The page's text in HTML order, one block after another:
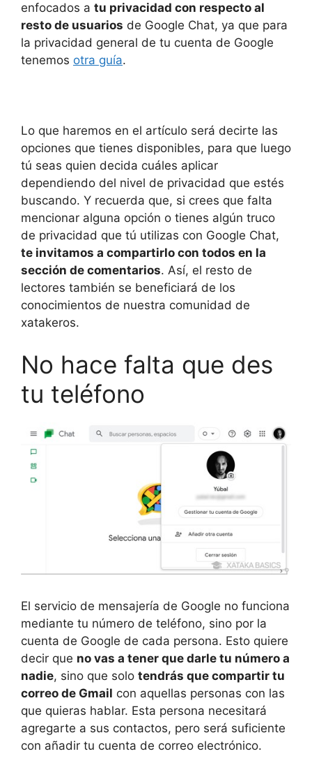
enfocados a tu privacidad con respecto al
resto de usuarios de Google Chat, ya que para
la privacidad general de tu cuenta de Google
tenemos otra guía.
Lo que haremos en el artículo será decirte las
opciones que tienes disponibles, para que luego
tú seas quien decida cuáles aplicar
dependiendo del nivel de privacidad que estés
buscando. Y recuerda que, si crees que falta
mencionar alguna opción o tienes algún truco
de privacidad que tú utilizas con Google Chat,
te invitamos a compartirlo con todos en la
sección de comentarios. Así, el resto de
lectores también se beneficiará de los
conocimientos de nuestra comunidad de
xatakeros.
No hace falta que des
tu teléfono
El servicio de mensajería de Google no funciona
mediante tu número de teléfono, sino por la
cuenta de Google de cada persona. Esto quiere
decir que no vas a tener que darle tu número a
nadie, sino que solo tendrás que compartir tu
correo de Gmail con aquellas personas con las
que quieras hablar. Esta persona necesitará
agregarte a sus contactos, pero será suficiente
con añadir tu cuenta de correo electrónico.